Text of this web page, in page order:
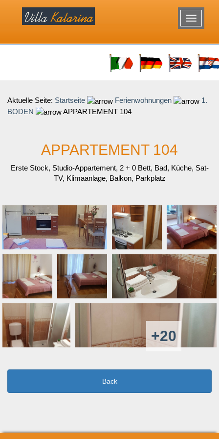
Makarska
Ausflüge
Aktuelle Seite: Startseite Ferienwohnungen
1.
BODEN
APPARTEMENT 104
APPARTEMENT 104
Erste Stock, Studio-Appartement, 2 + 0 Bett, Bad, Küche, Sat-
TV, Klimaanlage, Balkon, Parkplatz
+20
Back